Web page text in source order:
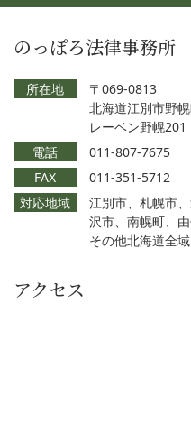
のっぽろ法律事務所
所在地
〒069-0813
北海道江別市野
レーベン野幌201
電話
011-807-7675
FAX
011-351-5712
対応地域
江別市、札幌市
沢市、南幌町、
その他北海道全域
アクセス